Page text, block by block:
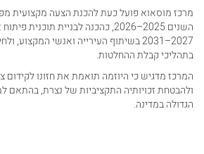
מרכז מוסאוא פועל כעת להכנת הצעה מקצועית
השנים 2025–2026, כהכנה לבניית
2027–2031 בשיתוף העירייה ואנשי
בתהליכי קבלת ההחלטות.
המרכז מדגיש כי היוזמה תואמת את חזונו לקידום
ולהבטחת זכויותיה התקציביות של נצרת, בהתאם
הגדולה במדינה.